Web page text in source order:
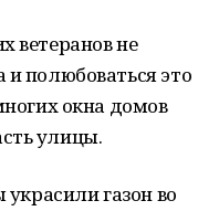
ветеранов не
полюбоваться это
окна домов
улицы.
украсили газон во